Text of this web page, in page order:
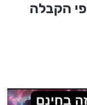
הקבלה